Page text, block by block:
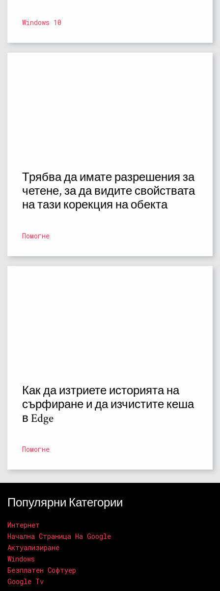
Windows 10
Трябва да имате разрешения за
четене, за да видите свойствата
на тази корекция на обекта
Помогне
Как да изтриете историята на
сърфиране и да изчистите кеша
в Edge
Помогне
Популярни Категории
Интернет
Начална Страница На Google
Актуализиране
Windows
Безплатен Софтуер
Google Tv